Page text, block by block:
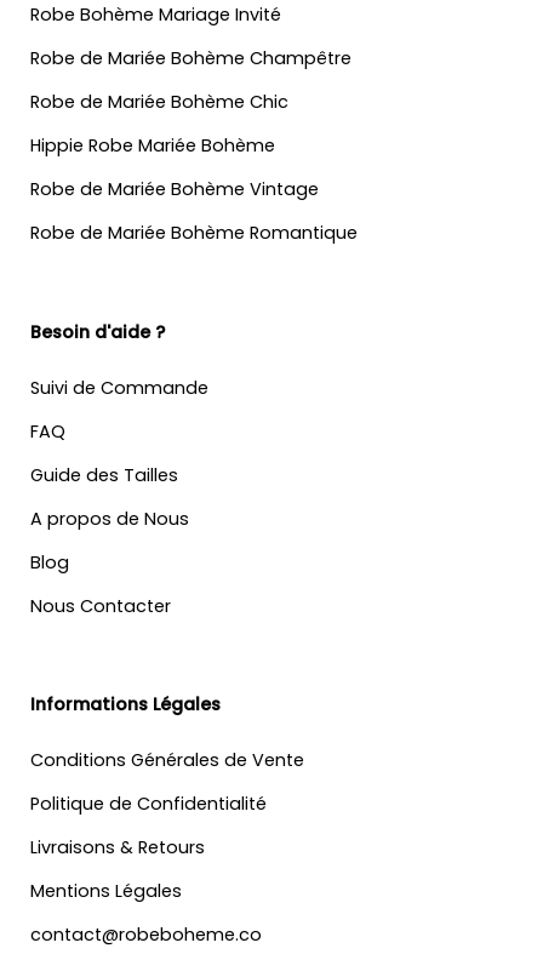
Robe Bohème Mariage Invité
Robe de Mariée Bohème Champêtre
Robe de Mariée Bohème Chic
Hippie Robe Mariée Bohème
Robe de Mariée Bohème Vintage
Robe de Mariée Bohème Romantique
Besoin d'aide ?
Suivi de Commande
FAQ
Guide des Tailles
A propos de Nous
Blog
Nous Contacter
Informations Légales
Conditions Générales de Vente
Politique de Confidentialité
Livraisons & Retours
Mentions Légales
contact@robeboheme.co